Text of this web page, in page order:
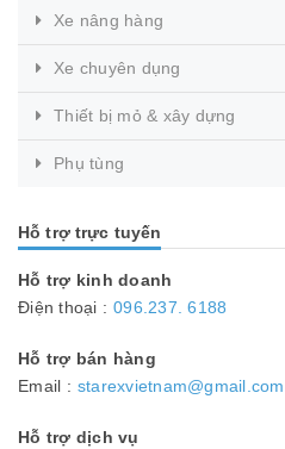
Xe nâng hàng
Xe chuyên dụng
Thiết bị mỏ & xây dựng
Phụ tùng
Hỗ trợ trực tuyến
Hỗ trợ kinh doanh
Điện thoại : 096.237. 6188
Hỗ trợ bán hàng
Email : starexvietnam@gmail.com
Hỗ trợ dịch vụ